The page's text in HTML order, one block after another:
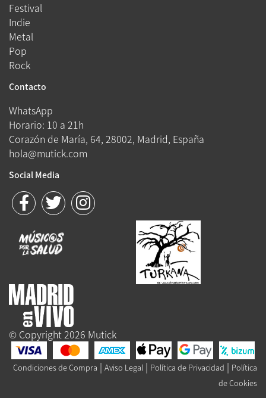
Festival
Indie
Metal
Pop
Rock
Contacto
WhatsApp
Horario: 10 a 21h
Corazón de María, 64, 28002, Madrid, España
hola@mutick.com
Social Media
© Copyright 2026 Mutick
Condiciones de Compra | Aviso Legal | Política de Privacidad | Política
de Cookies